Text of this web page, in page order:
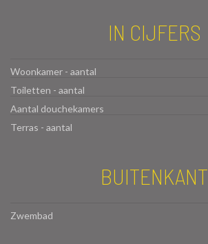
IN CIJFERS
Woonkamer - aantal
Toiletten - aantal
Aantal douchekamers
Terras - aantal
BUITENKANT
Zwembad